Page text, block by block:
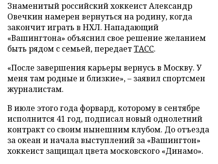
Знаменитый российский хоккеист Александр
Овечкин намерен вернуться на родину, когда
закончит играть в НХЛ. Нападающий
«Вашингтона» объяснил свое решение желанием
быть рядом с семьей, передаетТАСС.
«После завершения карьеры вернусь в Москву. У
меня там родные и близкие», – заявил спортсмен
журналистам.
В июле этого года форвард, которому в сентябре
исполнится 41 год, подписал новый однолетний
контракт со своим нынешним клубом. До отъезда
за океан и начала выступлений за «Вашингтон»
хоккеист защищал цвета московского «Динамо».